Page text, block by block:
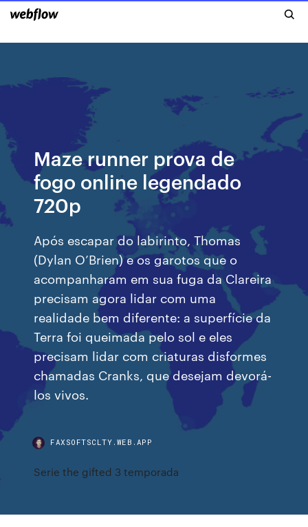
Maze runner prova de
fogo online legendado
720p
Após escapar do labirinto, Thomas
(Dylan O’Brien) e os garotos que o
acompanharam em sua fuga da Clareira
precisam agora lidar com uma
realidade bem diferente: a superfície da
Terra foi queimada pelo sol e eles
precisam lidar com criaturas disformes
chamadas Cranks, que desejam devorá-
los vivos.
FAXSOFTSCLTY.WEB.APP
Serie the gifted 3 temporada